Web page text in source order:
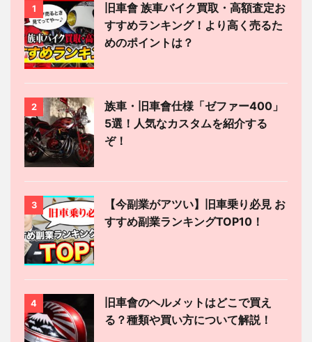
1
旧車會 族車バイク買取・高額査定お
すすめランキング！より高く売るた
めのポイントは？
2
族車・旧車會仕様「ゼファー400」
5選！人気なカスタムを紹介する
ぞ！
3
【今副業がアツい】旧車乗り必見 お
すすめ副業ランキングTOP10！
4
旧車會のヘルメットはどこで買え
る？種類や買い方について解説！